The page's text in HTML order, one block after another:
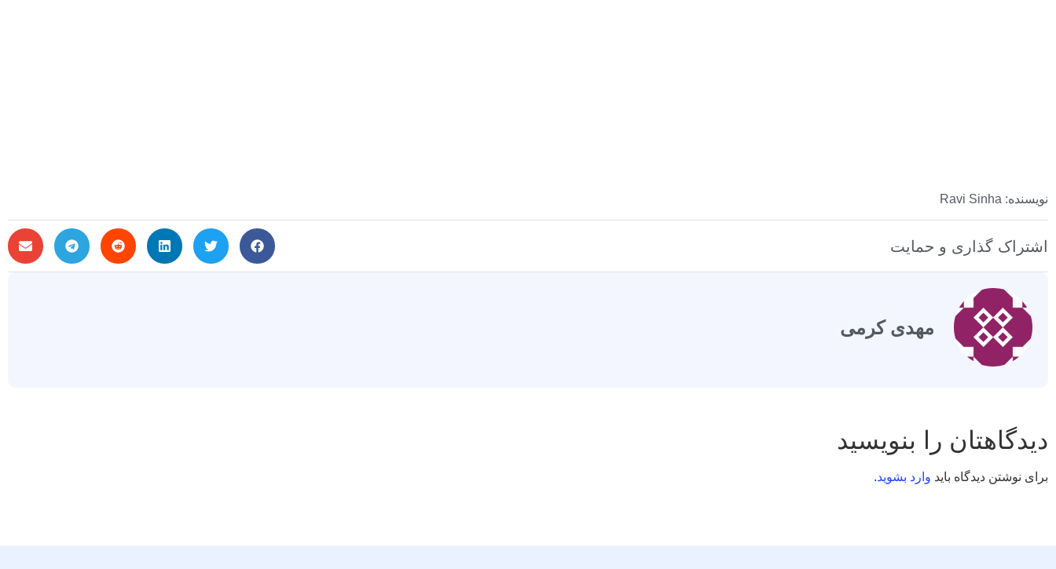
نویسنده: Ravi Sinha
اشتراک گذاری و حمایت
مهدی کرمی
دیدگاهتان را بنویسید
برای نوشتن دیدگاه باید وارد بشوید.